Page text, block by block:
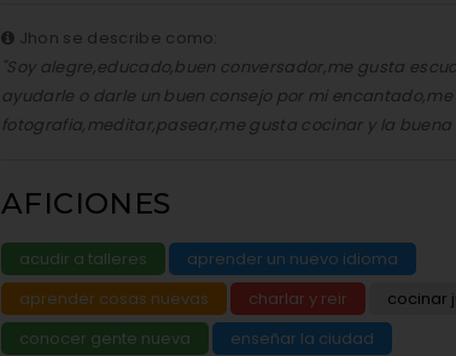
Jhon se describe como:
"Soy alegre,educado,buen conversador,me gusta
ayudarle o darle un buen consejo por mi
fotografia,meditar,pasear,me gusta cocinar y la buena
AFICIONES
acudir a talleres
aprender un nuevo idioma
aprender cosas nuevas
charlar y reir
cocinar
conocer gente nueva
enseñar la ciudad